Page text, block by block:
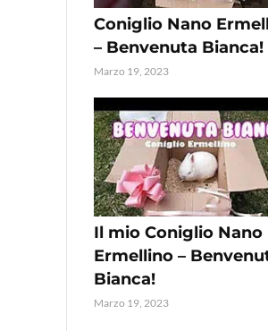
Coniglio Nano
– Benvenuta Bianca!
Marzo 19, 2023
Il mio Coniglio Nano
Ermellino –
Bianca!
Marzo 19, 2023